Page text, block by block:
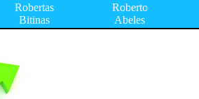
Robertas
Bitinas
Roberto
Abeles